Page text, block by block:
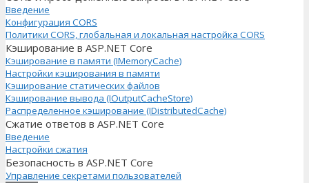
Введение
Конфигурация CORS
Политики CORS, глобальная и локальная настройка CORS
Кэширование в ASP.NET Core
Кэширование в памяти (IMemoryCache)
Настройки кэширования в памяти
Кэширование статических файлов
Кэширование вывода (IOutputCacheStore)
Распределенное кэширование (IDistributedCache)
Сжатие ответов в ASP.NET Core
Введение
Настройки сжатия
Безопасность в ASP.NET Core
Управление секретами пользователей